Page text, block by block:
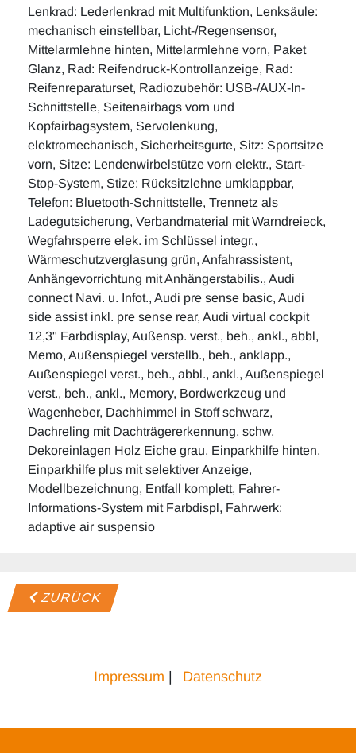
Lenkrad: Lederlenkrad mit Multifunktion, Lenksäule:
mechanisch einstellbar, Licht-/Regensensor,
Mittelarmlehne hinten, Mittelarmlehne vorn, Paket
Glanz, Rad: Reifendruck-Kontrollanzeige, Rad:
Reifenreparaturset, Radiozubehör: USB-/AUX-In-
Schnittstelle, Seitenairbags vorn und
Kopfairbagsystem, Servolenkung,
elektromechanisch, Sicherheitsgurte, Sitz: Sportsitze
vorn, Sitze: Lendenwirbelstütze vorn elektr., Start-
Stop-System, Stize: Rücksitzlehne umklappbar,
Telefon: Bluetooth-Schnittstelle, Trennetz als
Ladegutsicherung, Verbandmaterial mit Warndreieck,
Wegfahrsperre elek. im Schlüssel integr.,
Wärmeschutzverglasung grün, Anfahrassistent,
Anhängevorrichtung mit Anhängerstabilis., Audi
connect Navi. u. Infot., Audi pre sense basic, Audi
side assist inkl. pre sense rear, Audi virtual cockpit
12,3" Farbdisplay, Außensp. verst., beh., ankl., abbl,
Memo, Außenspiegel verstellb., beh., anklapp.,
Außenspiegel verst., beh., abbl., ankl., Außenspiegel
verst., beh., ankl., Memory, Bordwerkzeug und
Wagenheber, Dachhimmel in Stoff schwarz,
Dachreling mit Dachträgererkennung, schw,
Dekoreinlagen Holz Eiche grau, Einparkhilfe hinten,
Einparkhilfe plus mit selektiver Anzeige,
Modellbezeichnung, Entfall komplett, Fahrer-
Informations-System mit Farbdispl, Fahrwerk:
adaptive air suspensio
ZURÜCK
Impressum | Datenschutz